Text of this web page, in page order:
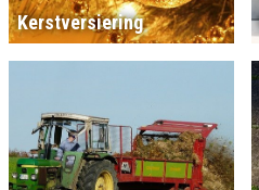
Kerstversiering